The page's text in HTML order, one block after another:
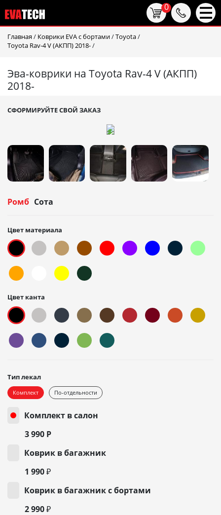
Главная / Коврики EVA c бортами/Toyota/
Toyota Rav-4 V (АКПП) 2018-/
Эва-коврики на Toyota Rav-4 V (АКПП)
2018-
СФОРМИРУЙТЕ СВОЙ ЗАКАЗ
Ромб Сота
Цвет материала
Цвет канта
Тип лекал
Комплект По-отдельности
Комплект в салон
3 990 Р
Коврик в багажник
1 990 ₽
Коврик в багажник с бортами
2 990 ₽
0